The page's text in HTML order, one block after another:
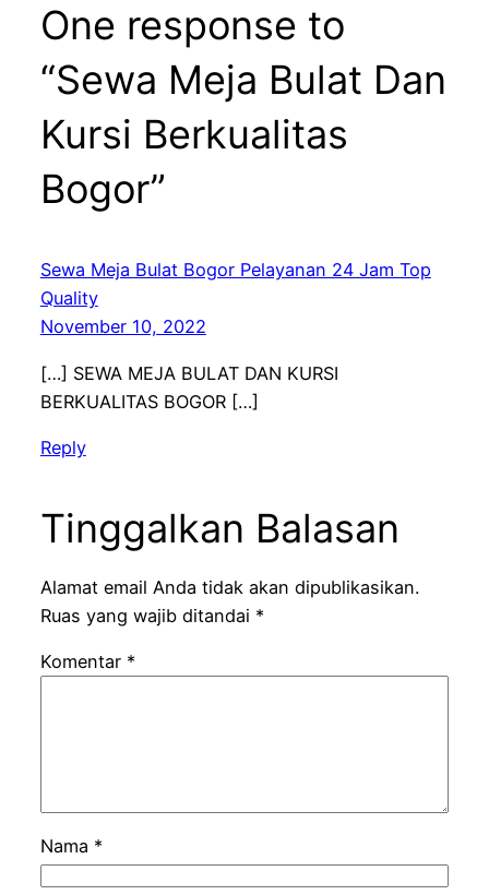
One response to
“Sewa Meja Bulat Dan
Kursi Berkualitas
Bogor”
Sewa Meja Bulat Bogor Pelayanan 24 Jam Top
Quality
November 10, 2022
[…] SEWA MEJA BULAT DAN KURSI
BERKUALITAS BOGOR […]
Reply
Tinggalkan Balasan
Alamat email Anda tidak akan dipublikasikan.
Ruas yang wajib ditandai *
Komentar *
Nama *